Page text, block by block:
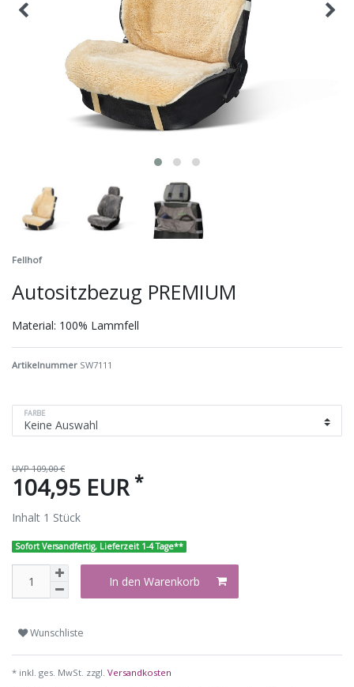
Fellhof
Autositzbezug PREMIUM
Material: 100% Lammfell
Artikelnummer SW7111
FARBE
UVP 109,00 €
104,95 EUR *
Inhalt 1 Stück
Sofort Versandfertig, Lieferzeit 1-4 Tage**
In den Warenkorb
Wunschliste
* inkl. ges. MwSt. zzgl. Versandkosten